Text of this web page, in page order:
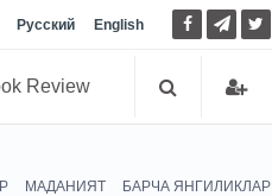
Русский English
Review
МАДАНИЯТ БАРЧА ЯНГИЛИКЛАР